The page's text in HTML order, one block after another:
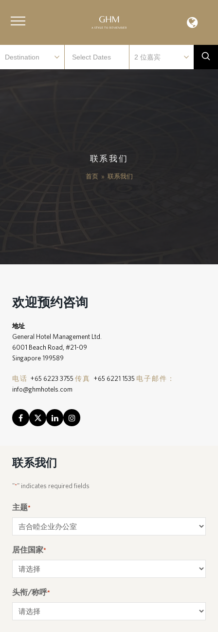
联系我们
首页 » 联系我们
欢迎预约咨询
地址
General Hotel Management Ltd.
6001 Beach Road, #21-09
Singapore 199589
电话 +65 6223 3755传真 +65 6221 1535 电子邮件：
info@ghmhotels.com
FacebookTwitterLinkedInInstagram
联系我们
"*" indicates required fields
主题*
居住国家*
头衔/称呼*